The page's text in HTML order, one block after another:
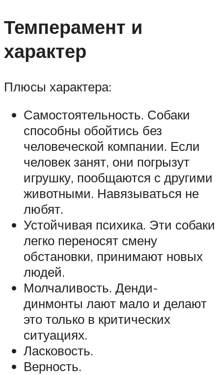
Темперамент и
характер
Плюсы характера:
Самостоятельность. Собаки
способны обойтись без
человеческой компании. Если
человек занят, они погрызут
игрушку, пообщаются с другими
животными. Навязываться не
любят.
Устойчивая психика. Эти собаки
легко переносят смену
обстановки, принимают новых
людей.
Молчаливость. Денди-
динмонты лают мало и делают
это только в критических
ситуациях.
Ласковость.
Верность.